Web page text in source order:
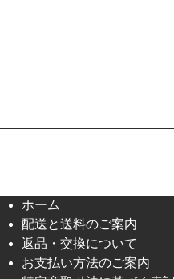
ホーム
配送と送料のご案内
返品・交換について
お支払い方法のご案内